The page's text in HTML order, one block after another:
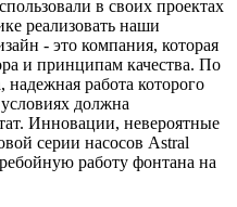
в своих проектах
реализовать наши
- это компания, которая
и принципам качества. По
надежная работа которого
должна
Инновации, невероятные
серии насосов Astral
работу фонтана на